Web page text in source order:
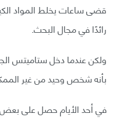
قضى ساعات يخلط المواد
رائدًا في مجال البحث.
ولكن عندما دخل ستاميتس
بأنه شخص وحيد من غير
في أحد الأيام حصل على